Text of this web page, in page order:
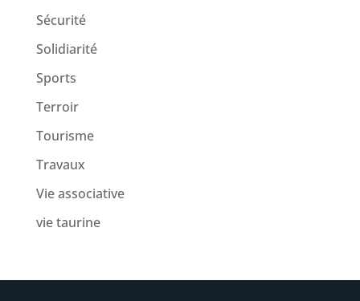
Sécurité
Solidiarité
Sports
Terroir
Tourisme
Travaux
Vie associative
vie taurine